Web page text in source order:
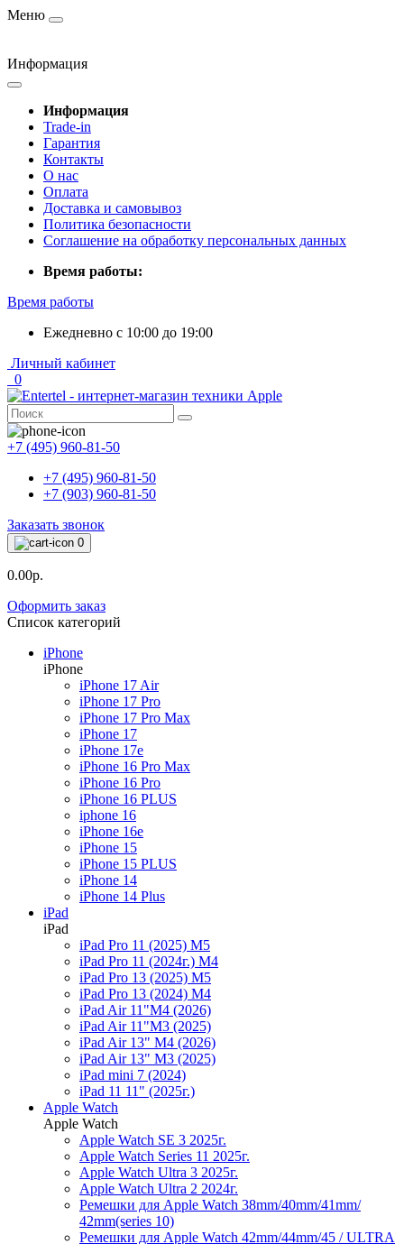
Меню
Информация
Информация
Trade-in
Гарантия
Контакты
О нас
Оплата
Доставка и самовывоз
Политика безопасности
Соглашение на обработку персональных данных
Время работы:
Время работы
Ежедневно с 10:00 до 19:00
Личный кабинет
0
+7 (495) 960-81-50
+7 (495) 960-81-50
+7 (903) 960-81-50
Заказать звонок
0
0.00р.
Оформить заказ
Список категорий
iPhone
iPhone
iPhone 17 Air
iPhone 17 Pro
iPhone 17 Pro Max
iPhone 17
iPhone 17e
iPhone 16 Pro Max
iPhone 16 Pro
iPhone 16 PLUS
iphone 16
iPhone 16e
iPhone 15
iPhone 15 PLUS
iPhone 14
iPhone 14 Plus
iPad
iPad
iPad Pro 11 (2025) M5
iPad Pro 11 (2024г.) M4
iPad Pro 13 (2025) M5
iPad Pro 13 (2024) M4
iPad Air 11"M4 (2026)
iPad Air 11"M3 (2025)
iPad Air 13" M4 (2026)
iPad Air 13" M3 (2025)
iPad mini 7 (2024)
iPad 11 11" (2025г.)
Apple Watch
Apple Watch
Apple Watch SE 3 2025г.
Apple Watch Series 11 2025г.
Apple Watch Ultra 3 2025г.
Apple Watch Ultra 2 2024г.
Ремешки для Apple Watch 38mm/40mm/41mm/
42mm(series 10)
Ремешки для Apple Watch 42mm/44mm/45 / ULTRA